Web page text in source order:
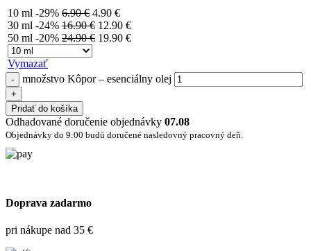
10 ml -29% 6.90€ 4.90 €
30 ml -24% 16.90€ 12.90 €
50 ml -20% 24.90€ 19.90 €
Vymazať
množstvo Kôpor – esenciálny olej
Pridať do košíka
Odhadované doručenie objednávky 07.08
Objednávky do 9:00 budú doručené nasledovný pracovný deň.
Doprava zadarmo
pri nákupe nad 35 €